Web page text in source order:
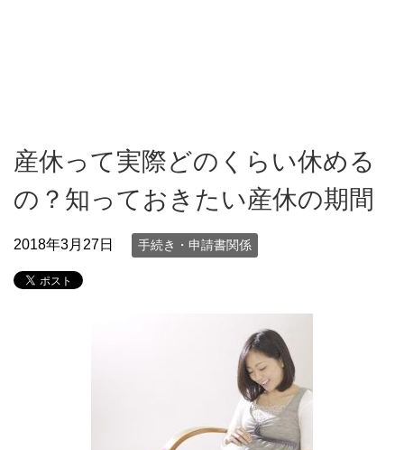
産休って実際どのくらい休める
の？知っておきたい産休の期間
2018年3月27日 手続き・申請書関係